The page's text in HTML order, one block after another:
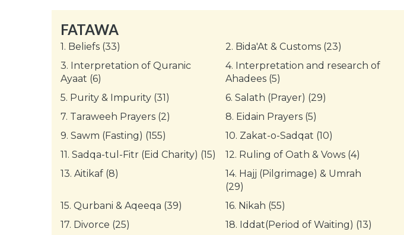
FATAWA
1. Beliefs (33) 2. Bida'At & Customs (23)
3. Interpretation of Quranic
Ayaat (6)
4. Interpretation and research of
Ahadees (5)
5. Purity & Impurity (31) 6. Salath (Prayer) (29)
7. Taraweeh Prayers (2) 8. Eidain Prayers (5)
9. Sawm (Fasting) (155) 10. Zakat-o-Sadqat (10)
11. Sadqa-tul-Fitr (Eid Charity) (15) 12. Ruling of Oath & Vows (4)
13. Aitikaf (8) 14. Hajj (Pilgrimage) & Umrah
(29)
15. Qurbani & Aqeeqa (39) 16. Nikah (55)
17. Divorce (25) 18. Iddat(Period of Waiting) (13)